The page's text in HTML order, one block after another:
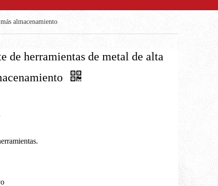
almacenamiento
de herramientas de metal de alta